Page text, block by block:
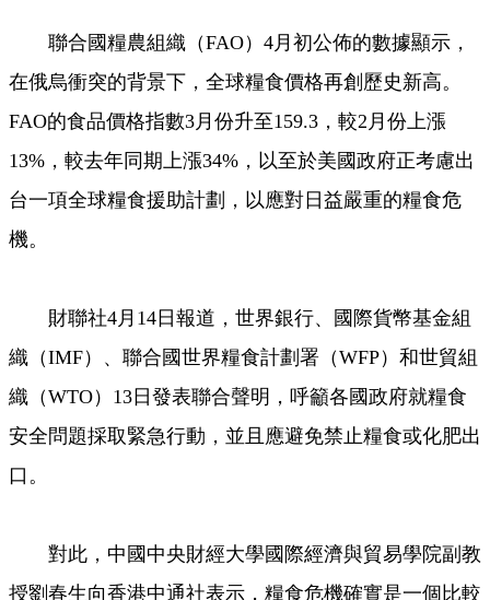
聯合國糧農組織（FAO）4月初公佈的數據顯示，
在俄烏衝突的背景下，全球糧食價格再創歷史新高。
FAO的食品價格指數3月份升至159.3，較2月份上漲
13%，較去年同期上漲34%，以至於美國政府正考慮出
台一項全球糧食援助計劃，以應對日益嚴重的糧食危
機。
財聯社4月14日報道，世界銀行、國際貨幣基金組
織（IMF）、聯合國世界糧食計劃署（WFP）和世貿組
織（WTO）13日發表聯合聲明，呼籲各國政府就糧食
安全問題採取緊急行動，並且應避免禁止糧食或化肥出
口。
對此，中國中央財經大學國際經濟與貿易學院副教
授劉春生向香港中通社表示，糧食危機確實是一個比較